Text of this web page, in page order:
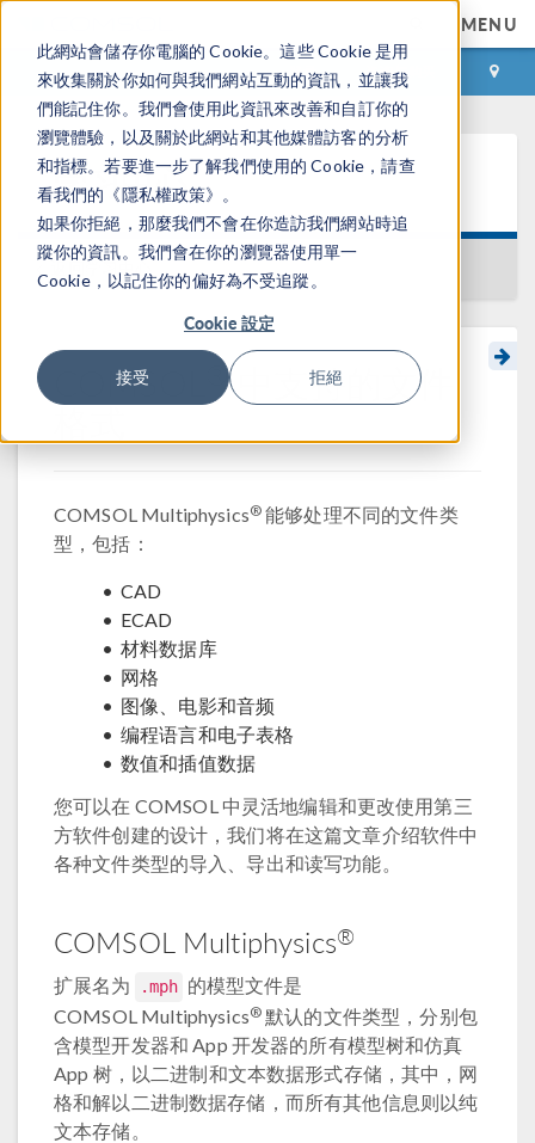
此網站會儲存你電腦的 Cookie。這些 Cookie 是用
來收集關於你如何與我們網站互動的資訊，並讓我
們能記住你。我們會使用此資訊來改善和自訂你的
瀏覽體驗，以及關於此網站和其他媒體訪客的分析
和指標。若要進一步了解我們使用的 Cookie，請查
看我們的《隱私權政策》。
如果你拒絕，那麼我們不會在你造訪我們網站時追
蹤你的資訊。我們會在你的瀏覽器使用單一
Cookie，以記住你的偏好為不受追蹤。
Cookie 設定
接受 拒絕
MENU
登录 咨询与购买
学习中心
返回学习中心
COMSOL ®中支持的文件
格式
COMSOL Multiphysics® 能够处理不同的文件类
型，包括：
CAD
ECAD
材料数据库
网格
图像、电影和音频
编程语言和电子表格
数值和插值数据
您可以在 COMSOL 中灵活地编辑和更改使用第三
方软件创建的设计，我们将在这篇文章介绍软件中
各种文件类型的导入、导出和读写功能。
COMSOL Multiphysics®
扩展名为 .mph 的模型文件是
COMSOL Multiphysics® 默认的文件类型，分别包
含模型开发器和 App 开发器的所有模型树和仿真
App 树，以二进制和文本数据形式存储，其中，网
格和解以二进制数据存储，而所有其他信息则以纯
文本存储。